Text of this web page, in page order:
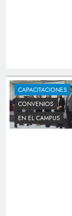
CAPACITACIONES
CONVENIOS
EN EL CAMPUS